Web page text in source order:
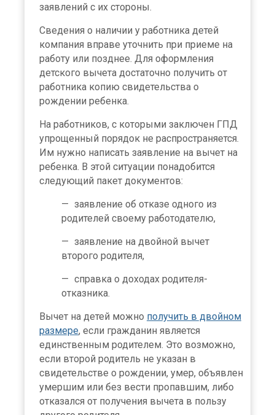
заявлений с их стороны.
Сведения о наличии у работника детей
компания вправе уточнить при приеме на
работу или позднее. Для оформления
детского вычета достаточно получить от
работника копию свидетельства о
рождении ребенка.
На работников, с которыми заключен ГПД
упрощенный порядок не распространяется.
Им нужно написать заявление на вычет на
ребенка. В этой ситуации понадобится
следующий пакет документов:
заявление об отказе одного из
родителей своему работодателю,
заявление на двойной вычет
второго родителя,
справка о доходах родителя-
отказника.
Вычет на детей можно получить в двойном
размере, если гражданин является
единственным родителем. Это возможно,
если второй родитель не указан в
свидетельстве о рождении, умер, объявлен
умершим или без вести пропавшим, либо
отказался от получения вычета в пользу